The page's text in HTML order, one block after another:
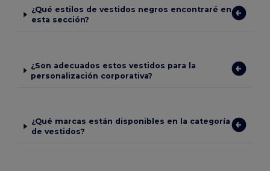
¿Qué estilos de vestidos negros encontraré en
esta sección?
¿Son adecuados estos vestidos para la
personalización corporativa?
¿Qué marcas están disponibles en la categoría
de vestidos?